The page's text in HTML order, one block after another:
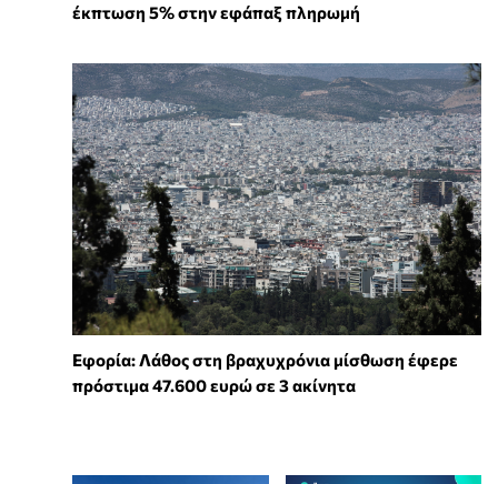
έκπτωση 5% στην εφάπαξ πληρωμή
Εφορία: Λάθος στη βραχυχρόνια μίσθωση έφερε
πρόστιμα 47.600 ευρώ σε 3 ακίνητα